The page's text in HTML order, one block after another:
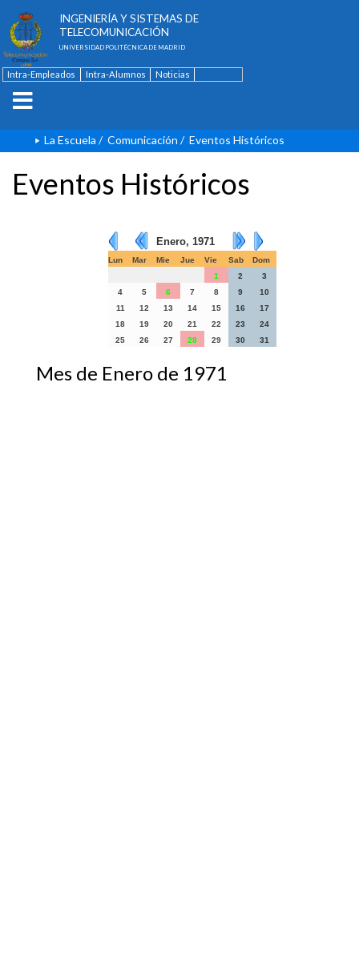
INGENIERÍA Y SISTEMAS DE
TELECOMUNICACIÓN
UNIVERSIDAD POLITÉCNICA DE MADRID
Intra-Empleados Intra-Alumnos
Noticias
La Escuela / Comunicación / Eventos Históricos
Eventos Históricos
Enero, 1971
Lun Mar Mie Jue Vie Sab
Dom
1
2
3
4
5 6 7 8 9
10
11
12 13 14 15 16
17
18
19 20 21 22 23
24
25
26 27 28 29 30 31
Mes de Enero de 1971